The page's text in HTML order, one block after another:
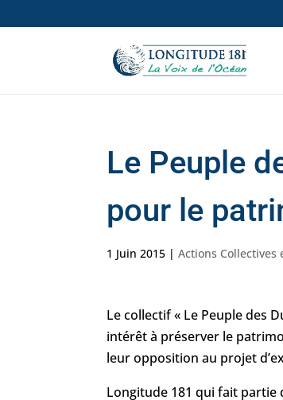
Le Peuple
pour le
1 Juin 2015 |Actions Collectives
Le collectif « Le Peuple des
intérêt à préserver le
leur opposition au projet
Longitude 181 qui fait partie